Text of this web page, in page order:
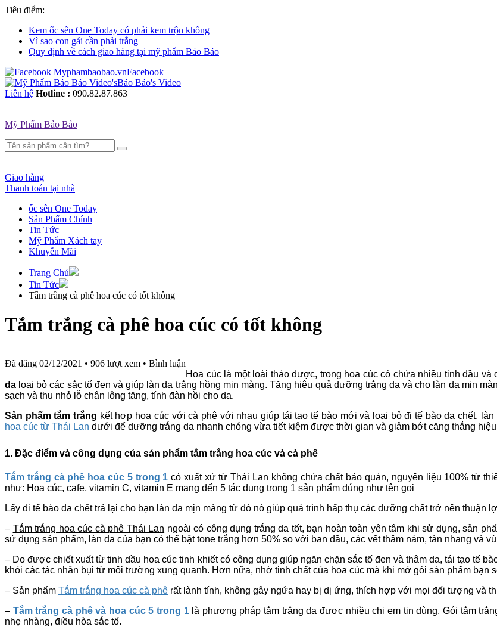
Tiêu điểm:
Kem ốc sên One Today có phải kem trộn không
Vì sao con gái cần phải trắng
Quy định về cách giao hàng tại mỹ phẩm Bảo Bảo
Facebook
Bảo Bảo's Video
Liên hệ Hotline : 090.82.87.863
Mỹ Phẩm Bảo Bảo
Giao hàng
Thanh toán tại nhà
ốc sên One Today
Sản Phẩm Chính
Tin Tức
Mỹ Phẩm Xách tay
Khuyến Mãi
Trang Chủ
Tin Tức
Tắm trắng cà phê hoa cúc có tốt không
Tắm trắng cà phê hoa cúc có tốt không
Đã đăng 02/12/2021 • 906 lượt xem • Bình luận
Hoa cúc là một loài thảo dược, trong hoa cúc có chứa nhiều tinh dầu
da loại bỏ các sắc tố đen và giúp làn da trắng hồng mịn màng. Tăng hiệu quả dưỡng trắng da và cho làn da mịn
sạch và thu nhỏ lỗ chân lông tăng, tính đàn hồi cho da.
Sản phẩm tắm trắng kết hợp hoa cúc với cà phê với nhau giúp tái tạo tế bào mới và loại bỏ đi tế bào da chết,
hoa cúc từ Thái Lan dưới để dưỡng trắng da nhanh chóng vừa tiết kiệm được thời gian và giảm bớt căng thẳng
1. Đặc điểm và công dụng của sản phẩm tắm trắng hoa cúc và cà phê
Tắm trắng cà phê hoa cúc 5 trong 1 có xuất xứ từ Thái Lan không chứa chất bảo quản, nguyên liệu 100% từ
như: Hoa cúc, cafe, vitamin C, vitamin E mang đến 5 tác dụng trong 1 sản phẩm đúng như tên gọi
Lấy đi tế bào da chết trả lại cho bạn làn da mịn màng từ đó nó giúp quá trình hấp thụ các dưỡng chất trở nên thuận
– Tắm trắng hoa cúc cà phê Thái Lan ngoài có công dụng trắng da tốt, bạn hoàn toàn yên tâm khi sử dụng, sản
sử dụng sản phẩm, làn da của bạn có thể bật tone trắng hơn 50% so với ban đầu, các vết thâm nám, tàn nhang và
– Do được chiết xuất từ tinh dầu hoa cúc tinh khiết có công dụng giúp ngăn chặn sắc tố đen và thâm da, tái tạo tế
khỏi các tác nhân bụi từ môi trường xung quanh. Hơn nữa, nhờ tinh chất của hoa cúc mà khi mở gói sản phẩm
– Sản phẩm Tắm trắng hoa cúc cà phê rất lành tính, không gây ngứa hay bị dị ứng, thích hợp với mọi đối tượng và
– Tắm trắng cà phê và hoa cúc 5 trong 1là phương pháp tắm trắng da được nhiều chị em tin dùng. Gói tắm
nhẹ nhàng, điều hòa sắc tố.